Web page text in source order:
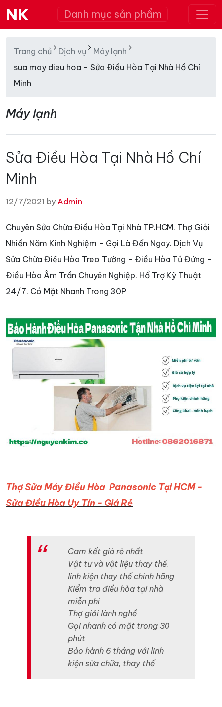
NK Danh mục sản phẩm
Trang chủ Dịch vụ
Máy lạnh
sua may dieu hoa - Sửa Điều Hòa Tại Nhà Hồ Chí
Minh
Máy lạnh
Sửa Điều Hòa Tại Nhà Hồ Chí
Minh
12/7/2021 by Admin
Chuyên Sửa Chữa Điều Hòa Tại Nhà TP.HCM. Thợ Giỏi
Nhiền Năm Kinh Nghiệm - Gọi Là Đến Ngay. Dịch Vụ
Sửa Chữa Điều Hòa Treo Tường - Điều Hòa Tủ Đứng -
Điều Hòa Âm Trần Chuyên Nghiệp. Hổ Trợ Kỹ Thuật
24/7. Có Mặt Nhanh Trong 30P
Thợ Sửa Máy Điều Hòa Panasonic Tại HCM -
Sửa Điều Hòa Uy Tín - Giá Rẻ
Cam kết giá rẻ nhất
Vật tư và vật liệu thay thế,
linh kiện thay thế chính hãng
Kiểm tra điều hòa tại nhà
miễn phí
Thợ giỏi lành nghề
Gọi nhanh có mặt trong 30
phút
Bảo hành 6 tháng với linh
kiện sửa chữa, thay thế